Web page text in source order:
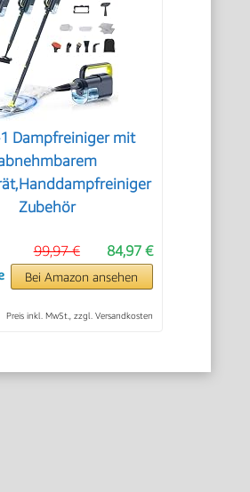
Dampfreiniger mit
Zubehör
84,97 €
99,97 €
Bei Amazon ansehen
Preis inkl. MwSt., zzgl. Versandkosten